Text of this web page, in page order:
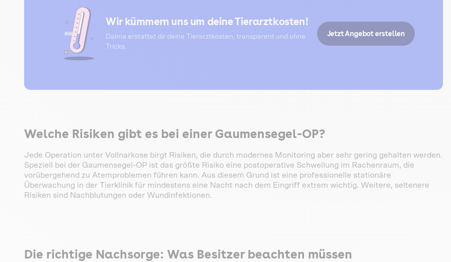
Wir kümmern uns um deine Tierarztkosten!
Dalma erstattet dir deine Tierarztkosten, transparent und ohne
Tricks.
Jetzt Angebot erstellen
Welche Risiken gibt es bei einer Gaumensegel-OP?
Jede Operation unter Vollnarkose birgt Risiken, die durch modernes Monitoring aber sehr gering gehalten werden.
Speziell bei der Gaumensegel-OP ist das größte Risiko eine postoperative Schwellung im Rachenraum, die
vorübergehend zu Atemproblemen führen kann. Aus diesem Grund ist eine professionelle stationäre
Überwachung in der Tierklinik für mindestens eine Nacht nach dem Eingriff extrem wichtig. Weitere, seltenere
Risiken sind Nachblutungen oder Wundinfektionen.
Die richtige Nachsorge: Was Besitzer beachten müssen